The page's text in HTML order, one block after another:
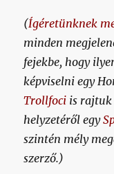
(Ígéretünknek
minden
fejekbe, hogy
képviselni egy
Trollfoci is
helyzetéről egy
szintén mély
szerző.)